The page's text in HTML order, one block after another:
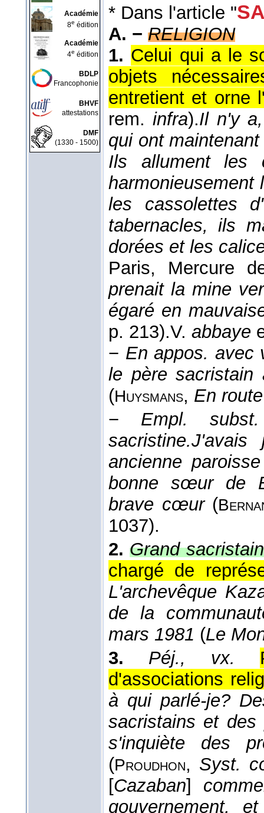
Académie
8e édition
Académie
4e édition
BDLP
Francophonie
BHVF
attestations
DMF
(1330 - 1500)
* Dans l'article "
A. − RELIGION
1. Celui qui a le
objets
entretient et orne
rem.infra).Il n'y
qui ont
Ils allument les
les cassolettes
tabernacles, ils
dorées et les
Paris, Mercure
prenait la mine
égaré en
p. 213).V. abbaye
− En appos. avec
le père sacristain
(Huysmans, En route
− Empl.
sacristine.
ancienne
bonne sœur de
brave cœur(
1037).
2. Grand
chargé de
L'archevêque
de la
mars 1981 (Le
3.
Péj., vx.
d'associations
à qui parlé-je?
sacristains et des
s'inquiète des
(Proudhon, Syst.
[Cazaban]
gouvernement,